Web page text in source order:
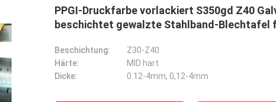
PPGI-Druckfarbe vorlackiert S350gd Z40
beschichtet gewalzte Stahlband-Blechtafel
Beschichtung:
Z30-Z40
Härte:
MID hart
Dicke:
0.12-4mm, 0,12-4mm